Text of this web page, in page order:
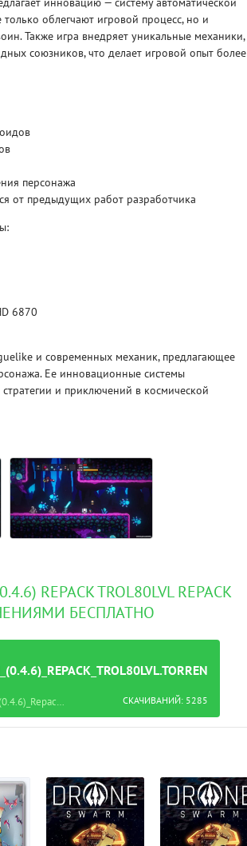
инновацию — систему автоматической
облегчают игровой процесс, но и
Также игра внедряет уникальные механики,
союзников, что делает игровой опыт более
персонажа
от предыдущих работ разработчика
6870
и современных механик, предлагающее
Ее инновационные системы
и приключений в космической
REPACK TROL80LVL REPACK
БЕСПЛАТНО
СКАЧИВАНИЙ: 5285
Название файла: Roguelands_[En]_(0.4.6)_Repack_Trol80lvl.torrent
3.1/ 5.0